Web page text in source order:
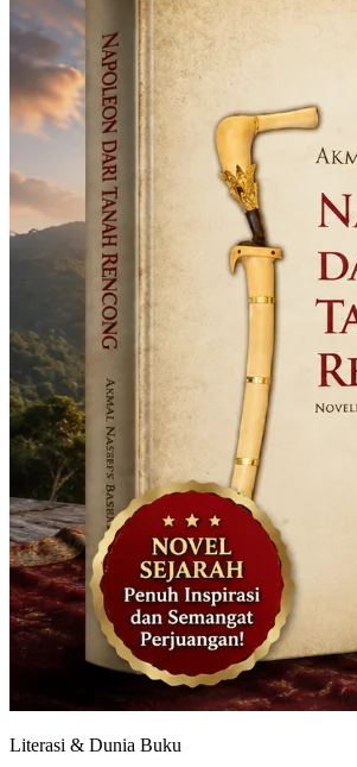
Literasi & Dunia Buku